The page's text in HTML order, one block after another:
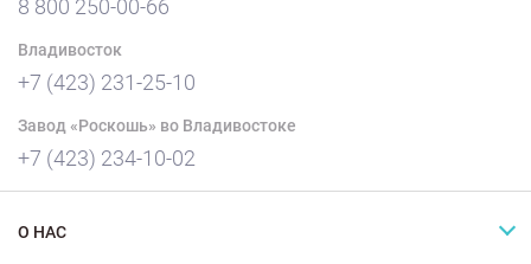
8 800 250-00-66
Владивосток
+7 (423) 231-25-10
Завод «Роскошь» во Владивостоке
+7 (423) 234-10-02
О НАС